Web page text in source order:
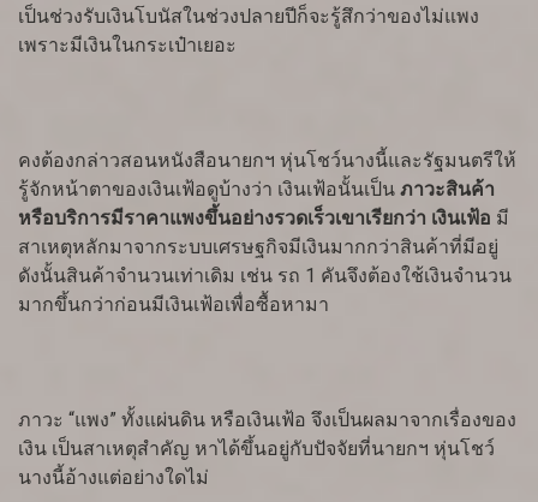
เป็นช่วงรับเงินโบนัสในช่วงปลายปีก็จะรู้สึกว่าของไม่แพง
เพราะมีเงินในกระเป๋าเยอะ
คงต้องกล่าวสอนหนังสือนายกฯ หุ่นโชว์นางนี้และรัฐมนตรีให้
รู้จักหน้าตาของเงินเฟ้อดูบ้างว่า เงินเฟ้อนั้นเป็น ภาวะสินค้า
หรือบริการมีราคาแพงขึ้นอย่างรวดเร็วเขาเรียกว่า เงินเฟ้อ มี
สาเหตุหลักมาจากระบบเศรษฐกิจมีเงินมากกว่าสินค้าที่มีอยู่
ดังนั้นสินค้าจำนวนเท่าเดิม เช่น รถ 1 คันจึงต้องใช้เงินจำนวน
มากขึ้นกว่าก่อนมีเงินเฟ้อเพื่อซื้อหามา
ภาวะ “แพง” ทั้งแผ่นดิน หรือเงินเฟ้อ จึงเป็นผลมาจากเรื่องของ
เงิน เป็นสาเหตุสำคัญ หาได้ขึ้นอยู่กับปัจจัยที่นายกฯ หุ่นโชว์
นางนี้อ้างแต่อย่างใดไม่